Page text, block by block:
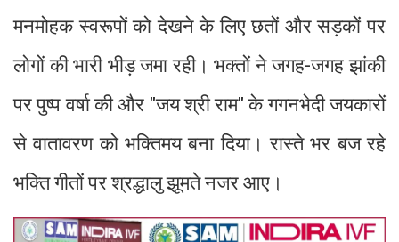
मनमोहक स्वरूपों को देखने के लिए छतों और सड़कों पर
लोगों की भारी भीड़ जमा रही। भक्तों ने जगह-जगह झांकी
पर पुष्प वर्षा की और "जय श्री राम" के गगनभेदी जयकारों
से वातावरण को भक्तिमय बना दिया। रास्ते भर बज रहे
भक्ति गीतों पर श्रद्धालु झूमते नजर आए।